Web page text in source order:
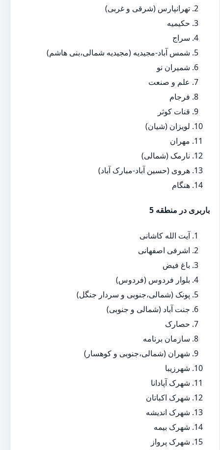
تهرانپارس (شرقی و غربی)
حکیمیه
سراج
شمس آباد-مجیدیه (مجیدیه شمالی،بنی هاشم)
شمیران نو
علم و صنعت
فرجام
قنات کوثر
لویزان (شیان)
مهران
نارمک (شمالی)
هروی (حسین آباد-مبارک آباد)
هنگام
باربری در منطقه 5
آیت الله کاشانی
اشرفی اصفهانی
باغ فیض
بلوار فردوس (فردوس)
پونک (شمالی،جنوبی و سردار جنگل)
جنت آباد (شمالی و جنوبی)
حصارک
سازمان برنامه
شهران (شمالی،جنوبی و کوهسار)
شهرزیبا
شهرک آپادانا
شهرک اکباتان
شهرک اندیشه
شهرک بیمه
شهرک پرواز